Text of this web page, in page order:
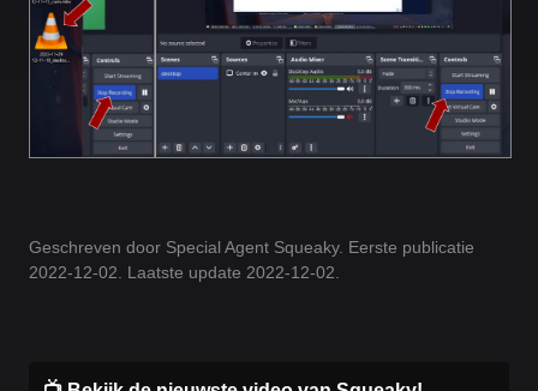
Geschreven door Special Agent Squeaky. Eerste publicatie
2022-12-02. Laatste update 2022-12-02.